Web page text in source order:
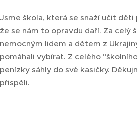
Jsme škola, která se snaží učit
že se nám to opravdu daří. Za celý
nemocným lidem a dětem z
pomáhali vybírat. Z celého
penízky sáhly do své kasičky.
přispěli.